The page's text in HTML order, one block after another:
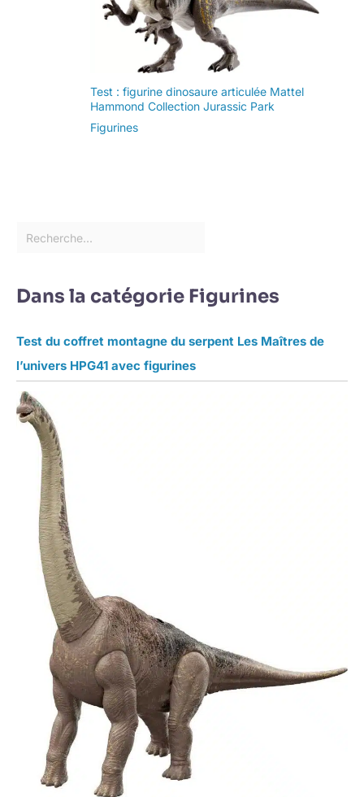
Test : figurine dinosaure articulée Mattel
Hammond Collection Jurassic Park
Figurines
Dans la catégorie Figurines
Test du coffret montagne du serpent Les Maîtres de
l’univers HPG41 avec figurines